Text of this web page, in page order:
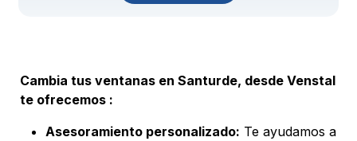
Cambia tus ventanas en Santurde, desde Venstal
te ofrecemos :
Asesoramiento personalizado: Te ayudamos a